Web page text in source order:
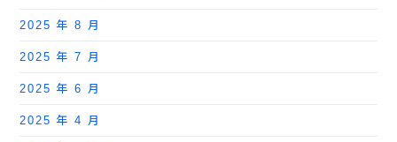
2025 年 8 月
2025 年 7 月
2025 年 6 月
2025 年 4 月